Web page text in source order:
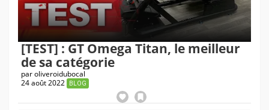
[TEST] : GT Omega Titan, le meilleur
de sa catégorie
paroliveroidubocal
24 août 2022
BLOG